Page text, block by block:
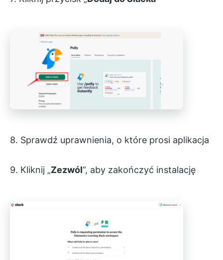
8. Sprawdź uprawnienia, o które prosi aplikacja
9. Kliknij „Zezwól”, aby zakończyć instalację